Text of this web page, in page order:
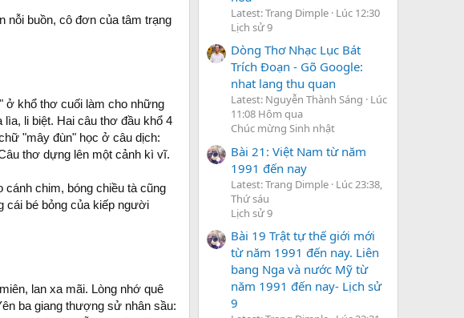
nỗi buồn, cô đơn của tâm trạng
ở khổ thơ cuối làm cho những
li biệt. Hai câu thơ đầu khổ 4
"mây đùn" học ở câu dịch:
thơ dựng lên một cảnh kì vĩ.
cánh chim, bóng chiều tà cũng
cái bé bỏng của kiếp người
lan xa mãi. Lòng nhớ quê
ba giang thượng sử nhân sầu:
Latest: Trang Dimple Lúc 12:30
Lịch sử 9
Dòng Thơ Nhạc Lục Bát
Trích Đoạn - Gõ Google:
nhat lang thu quan
Latest: Nguyễn Thành Sáng
Lúc
11:08 Hôm qua
Chúc mừng Sinh nhật
Bài 21: Việt Nam từ năm
1991 đến nay
Latest: Trang Dimple Lúc 23:38,
Thứ sáu
Lịch sử 9
Bài 19 Trật tự thế giới mới
từ năm 1991 đến nay. Liên
bang Nga và nước Mỹ từ
năm 1991 đến nay- Lịch sử
9